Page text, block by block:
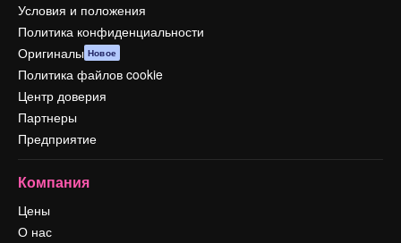
Условия и положения
Политика конфиденциальности
Оригиналы Новое
Политика файлов cookie
Центр доверия
Партнеры
Предприятие
Компания
Цены
О нас